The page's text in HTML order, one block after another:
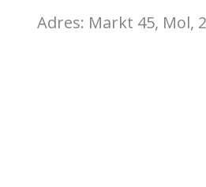
Adres: Markt 45, Mol,